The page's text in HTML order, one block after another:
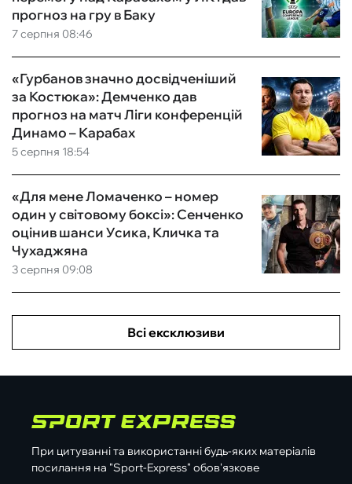
7 серпня 08:46
прогноз на гру в Баку
5 серпня 18:54
«Гурбанов значно досвідченіший
за Костюка»: Демченко дав
прогноз на матч Ліги конференцій
Динамо – Карабах
3 серпня 09:08
«Для мене Ломаченко – номер
один у світовому боксі»: Сенченко
оцінив шанси Усика, Кличка та
Чухаджяна
Всі ексклюзиви
При цитуванні та використанні будь-яких матеріалів
посилання на "Sport-Express" обов'язкове